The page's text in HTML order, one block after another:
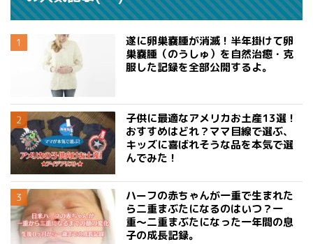
遂に卵巣嚢腫が消滅！半年掛けて卵
巣嚢腫（のうしゅ）を自然治癒・克
服した記録を全部公開するよ。
子供に最適なアメリカお土産13選！
おすすめはどれ？ママ目線で選ぶ、
キッズに喜ばれそうな品を本気で選
んでみた！
ハーフの赤ちゃんが一重で生まれた
ら二重まぶたになるのはいつ？一
重〜二重まぶたになった一年間の息
子の成長記録。